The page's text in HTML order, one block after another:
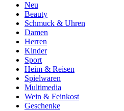
Neu
Beauty
Schmuck & Uhren
Damen
Herren
Kinder
Sport
Heim & Reisen
Spielwaren
Multimedia
Wein & Feinkost
Geschenke